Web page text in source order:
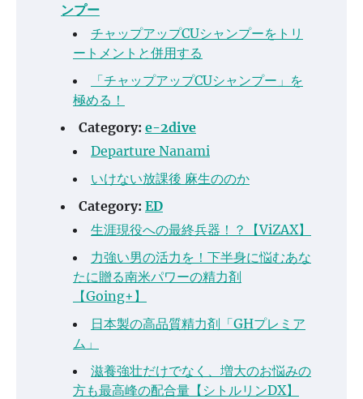
ンプー
チャップアップCUシャンプーをトリ
ートメントと併用する
「チャップアップCUシャンプー」を
極める！
Category: e-2dive
Departure Nanami
いけない放課後 麻生ののか
Category: ED
生涯現役への最終兵器！？【ViZAX】
力強い男の活力を！下半身に悩むあな
たに贈る南米パワーの精力剤
【Going+】
日本製の高品質精力剤「GHプレミア
ム」
滋養強壮だけでなく、増大のお悩みの
方も最高峰の配合量【シトルリンDX】